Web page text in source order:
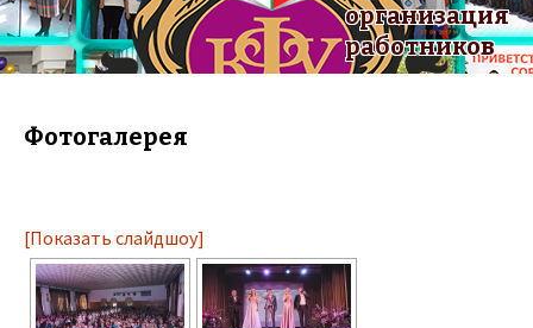
организация
работников
Фотогалерея
[Показать слайдшоу]